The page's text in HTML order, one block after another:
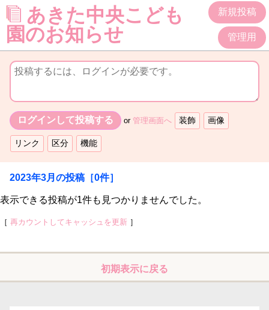
あきた中央こども
園のお知らせ
新規投稿
管理用
or 管理画面へ
2023年3月 の投稿 ［0件］
表示できる投稿が1件も見つかりませんでした。
［ 再カウントしてキャッシュを更新 ］
初期表示に戻る